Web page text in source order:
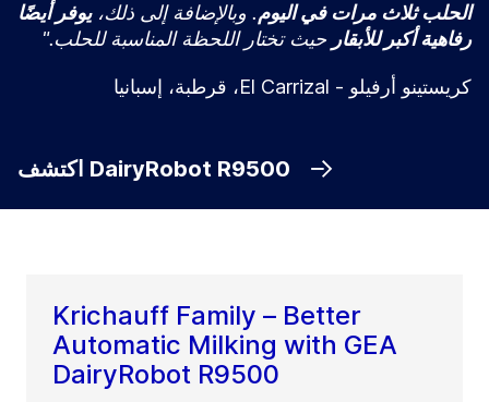
الحلب ثلاث مرات في اليوم. وبالإضافة إلى ذلك،يوفر أيضًا
رفاهية أكبر للأبقار حيث تختار اللحظة المناسبة للحلب."
كريستينو أرفيلو - El Carrizal، قرطبة، إسبانيا
اكتشف DairyRobot R9500
Krichauff Family – Better
Automatic Milking with GEA
DairyRobot R9500